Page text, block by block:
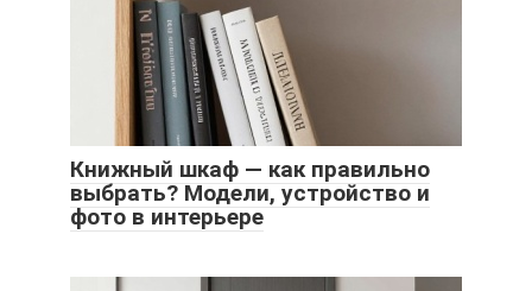
Книжный шкаф — как правильно
выбрать? Модели, устройство и
фото в интерьере